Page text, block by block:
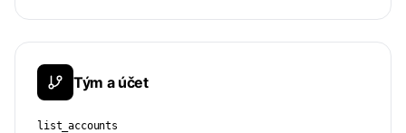
Tým a účet
list_accounts